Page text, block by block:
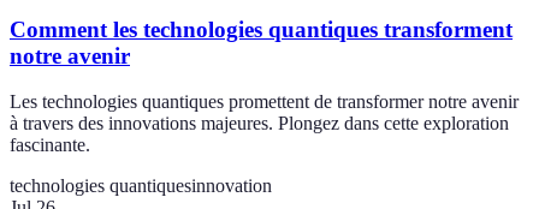
Comment les technologies quantiques transforment
notre avenir
Les technologies quantiques promettent de transformer notre avenir
à travers des innovations majeures. Plongez dans cette exploration
fascinante.
technologies quantiquesinnovation